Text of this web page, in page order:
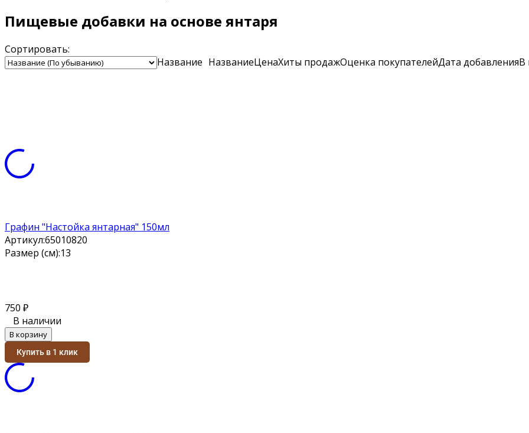
Пищевые добавки на основе янтаря
Сортировать:
Название НазваниеЦенаХиты продажОценка покупателейДата добавленияВ
Графин "Настойка янтарная" 150мл
Артикул:65010820
Размер (см):13
750 ₽
В наличии
В корзину
Купить в 1 клик